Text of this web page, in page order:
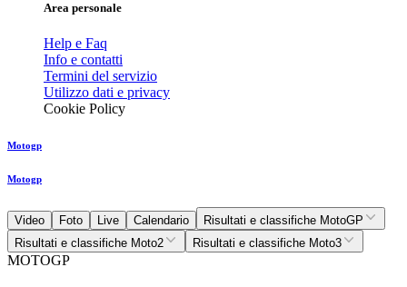
Area personale
Help e Faq
Info e contatti
Termini del servizio
Utilizzo dati e privacy
Cookie Policy
Motogp
Motogp
Video Foto Live Calendario
Risultati e classifiche MotoGP
Risultati e classifiche Moto2
Risultati e classifiche Moto3
MOTOGP